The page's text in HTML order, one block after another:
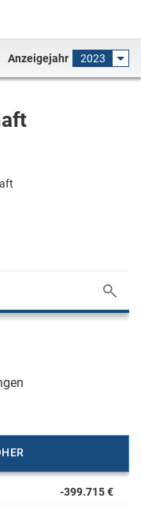
Anzeigejahr 2023
-399.715 €